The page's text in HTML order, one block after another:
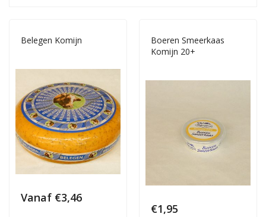
Belegen Komijn
Vanaf €3,46
Boeren Smeerkaas
Komijn 20+
€1,95